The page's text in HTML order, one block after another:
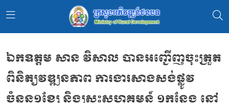
ឯកឧត្តម សាន វិសាល បានអញ្ជើញចុះត្រួត
ពិនិត្យវឌ្ឍនភាព ការងារសាងសង់ផ្លូវ